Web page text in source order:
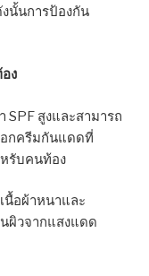
งนั้นการป้องกัน
ง
สูงและสามารถ
อกครีมกันแดดที่
รับคนท้อง
นื้อผ้าหนาและ
ผิวจากแสงแดด